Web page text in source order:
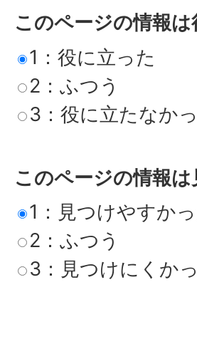
このページの情報
1：役に立った
2：ふつう
3：役に立たなか
このページの情報
1：見つけやすか
2：ふつう
3：見つけにくか